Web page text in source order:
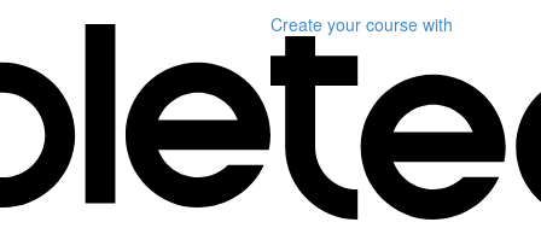
Create your course with